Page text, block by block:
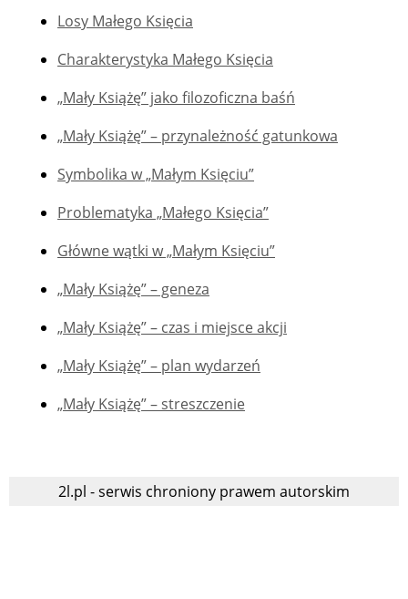
Losy Małego Księcia
Charakterystyka Małego Księcia
„Mały Książę” jako filozoficzna baśń
„Mały Książę” – przynależność gatunkowa
Symbolika w „Małym Księciu”
Problematyka „Małego Księcia”
Główne wątki w „Małym Księciu”
„Mały Książę” – geneza
„Mały Książę” – czas i miejsce akcji
„Mały Książę” – plan wydarzeń
„Mały Książę” – streszczenie
2l.pl - serwis chroniony prawem autorskim